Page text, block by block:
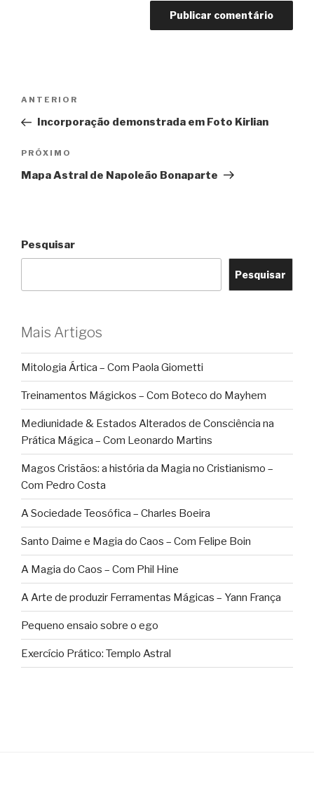
Post
Post
anterior
ANTERIOR
Incorporação demonstrada em Foto Kirlian
Próximo
post
PRÓXIMO
Mapa Astral de Napoleão Bonaparte
Pesquisar
Pesquisar
Mais Artigos
Mitologia Ártica – Com Paola Giometti
Treinamentos Mágickos – Com Boteco do Mayhem
Mediunidade & Estados Alterados de Consciência na
Prática Mágica – Com Leonardo Martins
Magos Cristãos: a história da Magia no Cristianismo –
Com Pedro Costa
A Sociedade Teosófica – Charles Boeira
Santo Daime e Magia do Caos – Com Felipe Boin
A Magia do Caos – Com Phil Hine
A Arte de produzir Ferramentas Mágicas – Yann França
Pequeno ensaio sobre o ego
Exercício Prático: Templo Astral